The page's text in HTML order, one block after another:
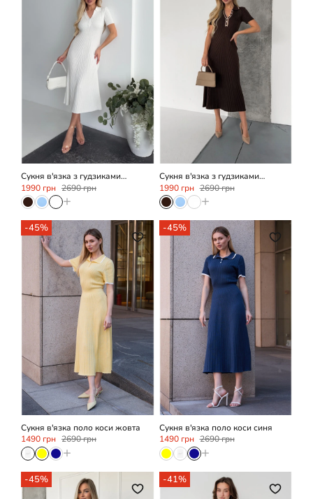
OneSize
Сукня в'язка з гудзиками
молочна
1990 грн 2690 грн
+
OneSize
Сукня в'язка з гудзиками
шоколадна
1990 грн 2690 грн
+
-45%
OneSize
Сукня в'язка поло коси жовта
1490 грн 2690 грн
+
-45%
Сукня в'язка поло коси синя
1490 грн 2690 грн
+
-45% -41%